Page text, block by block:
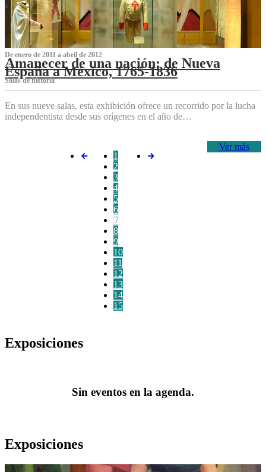
De enero de 2011 a abril de 2012
Amanecer de una nación: de Nueva
España a México, 1765-1836
Salas de historia
En sus nueve salas, esta exhibición ofrece un recorrido por la lucha
independentista desde sus orígenes en el año de…
Ver más
1
2
3
4
5
6
7
8
9
10
11
12
13
14
15
Exposiciones
Sin eventos en la agenda.
Exposiciones